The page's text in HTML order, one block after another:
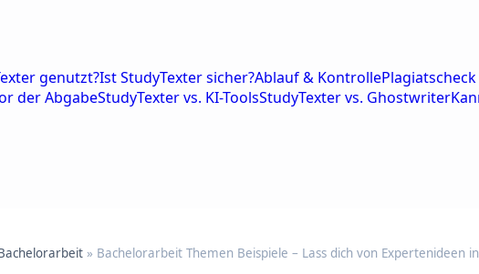
genutzt?Ist StudyTexter sicher?Ablauf & Kontrolle
der AbgabeStudyTexter vs. KI-ToolsStudyTexter vs. Ghostwriter
» Bachelorarbeit Themen Beispiele – Lass dich von Expertenideen